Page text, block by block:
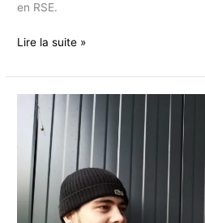
en RSE.
Portes
du
11
MAI
2022
FabLab
du
Don
Lire la suite »